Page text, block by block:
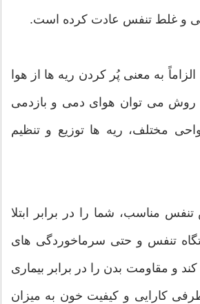
و غلط تنفس عادت کرده است.
به معنی پُر کردن ریه ها از هوا
روش می توان هوای دمی و بازدمی
مختلف، ریه ها توزیع و تنظیم
مناسب، شما را در برابر ابتلا
تنفس و حتی سرماخوردگی های
و مقاومت بدن را در برابر بیماری
کارایی و کیفیت خون به میزان